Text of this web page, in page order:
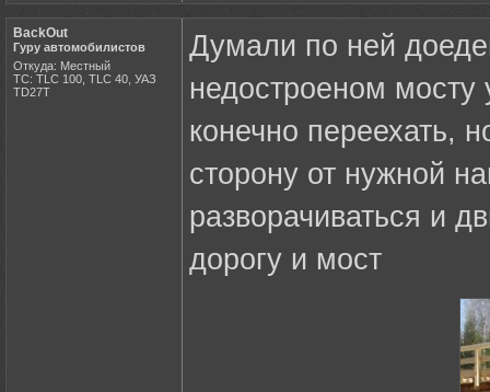
BackOut
Гуру автомобилистов
Откуда: Местный
ТС: TLC 100, TLC 40, УАЗ
ТD27Т
Думали по ней
недостроеном
конечно переехать,
сторону от нужной
разворачиваться и
дорогу и мост